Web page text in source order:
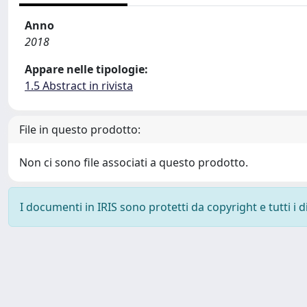
Anno
2018
Appare nelle tipologie:
1.5 Abstract in rivista
File in questo prodotto:
Non ci sono file associati a questo prodotto.
I documenti in IRIS sono protetti da copyright e tutti i